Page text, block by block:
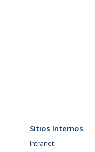
Sitios Internos
Intranet